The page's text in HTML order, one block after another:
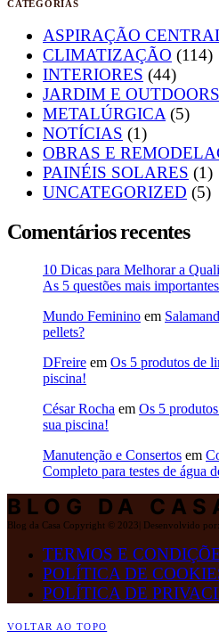
CATEGORIAS
ASPIRAÇÃO
CLIMATIZAÇÃO (114)
INTERIORES (44)
JARDIM E OUTDOORS
METALÚRGICA (5)
NOTÍCIAS (1)
OBRAS E
PAINÉIS SOLARES (1)
UNCATEGORIZED (5)
Comentários recentes
10 Dicas para Melhorar a
As 5 questões mais
Mundo Feminino em
pellets?
DFreire em Os 5 produtos de
piscina!
César Rocha em Os 5
sua piscina!
Manutenção e Consertos em
Completo para testes de água
BLOG DA
Blog da Casa Copyright © 2023| Desenvolvido por:
TERMOS E
POLÍTICA DE
POLÍTICA DE
VOLTAR AO TOPO